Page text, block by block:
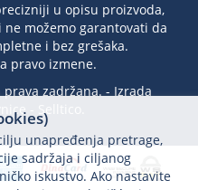
u opisu proizvoda,
možemo garantovati da
i bez grešaka.
pravo izmene.
zadržana. - Izrada
Selltico.
unapređenja pretrage,
sadržaja i ciljanog
iskustvo. Ako nastavite